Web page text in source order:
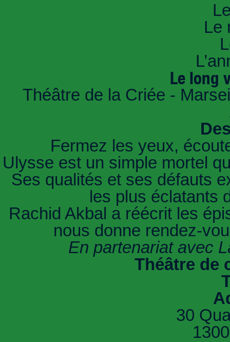
Le
Le long
Théâtre de la Criée -
Fermez les yeux,
Ulysse est un simple mortel
Ses qualités et ses défauts
les plus éclatants
Rachid Akbal a réécrit les
nous donne rendez-
En partenariat avec
Théâtre de
30